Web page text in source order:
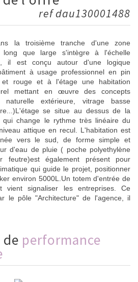
ref dau130001488
la troisième tranche d'une zone
long que large s'intègre à l'échelle
il est conçu autour d'une logique
à usage professionnel en pin
rouge et à l'étage une habitation
mettant en œuvre des concepts
naturelle extérieure, vitrage basse
se situe au dessus de la
qui change le rythme très linéaire du
attique en recul. L'habitation est
vers le sud, de forme simple et
d'eau de pluie ( poche polyethylène
feutre)est également présent pour
qui guide le projet, positionner
environ 5000L.Un totem d'entrée de
signaliser les entreprises. Ce
le pôle "Architecture" de l'agence, il
de performance